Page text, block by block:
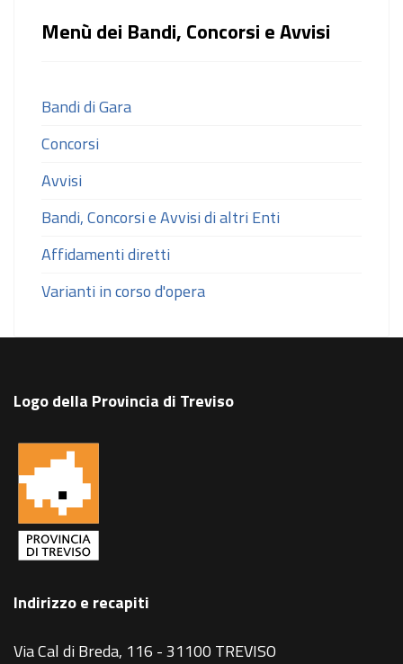
Menù dei Bandi, Concorsi e Avvisi
Bandi di Gara
Concorsi
Avvisi
Bandi, Concorsi e Avvisi di altri Enti
Affidamenti diretti
Varianti in corso d'opera
Logo della Provincia di Treviso
Indirizzo e recapiti
Via Cal di Breda, 116 - 31100 TREVISO